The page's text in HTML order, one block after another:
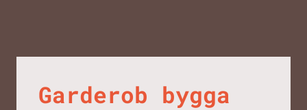
Garderob bygga